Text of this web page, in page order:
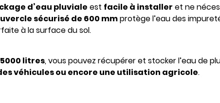
d’eau pluviale est facile à installer et ne
sécurisé de 600 mmprotège l’eau des
à la surface du sol.
litres, vous pouvez récupérer et stocker l’eau de
véhicules ou encore une utilisation agricole.